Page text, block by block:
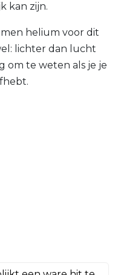
kan zijn.
helium voor dit
lichter dan lucht
om te weten als je je